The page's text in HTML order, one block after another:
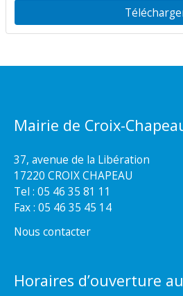
Mairie de Croix-
37, avenue de la Libération
17220 CROIX CHAPEAU
Tel : 05 46 35 81 11
Fax : 05 46 35 45 14
Nous contacter
Horaires d’ouverture